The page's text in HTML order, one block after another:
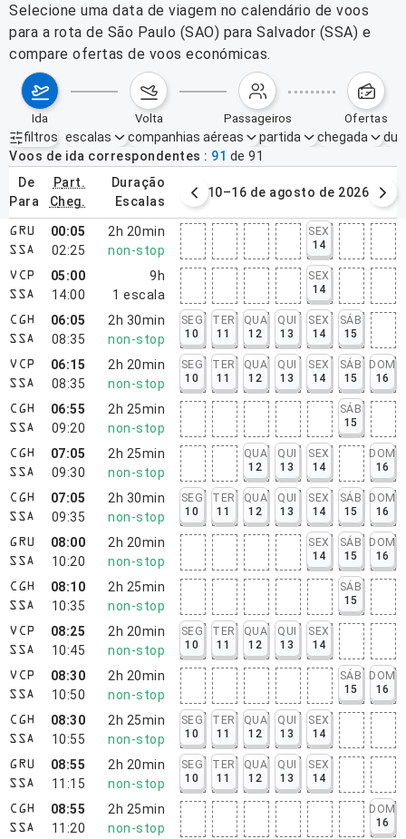
Selecione uma data de viagem no calendário de voos
para a rota de São Paulo (SAO) para Salvador (SSA) e
compare ofertas de voos económicas.
ida volta passageiros ofertas
filtros
Filtros ativos nenhum
escalas companhias aéreas partida chegada
Voos de ida correspondentes
91 de 91
de
para
part.
cheg.
duração
escalas
de agosto de 2026 10–16 de agosto de 2026
GRU
SSA
00:05
02:25
2h 20min
non-stop
SEX
14
VCP
SSA
05:00
14:00
9h
1 escala
SEX
14
CGH
SSA
06:05
08:35
2h 30min
non-stop
SEG
10
TER
11
QUA
12
QUI
13
SEX
14
SÁB
15
VCP
SSA
06:15
08:35
2h 20min
non-stop
SEG
10
TER
11
QUA
12
QUI
13
SEX
14
SÁB
15
DOM
16
CGH
SSA
06:55
09:20
2h 25min
non-stop
SÁB
15
CGH
SSA
07:05
09:30
2h 25min
non-stop
QUA
12
QUI
13
SEX
14
DOM
16
CGH
SSA
07:05
09:35
2h 30min
non-stop
SEG
10
TER
11
QUA
12
QUI
13
SEX
14
SÁB
15
DOM
16
GRU
SSA
08:00
10:20
2h 20min
non-stop
SEX
14
SÁB
15
DOM
16
CGH
SSA
08:10
10:35
2h 25min
non-stop
SÁB
15
VCP
SSA
08:25
10:45
2h 20min
non-stop
SEG
10
TER
11
QUA
12
QUI
13
SEX
14
VCP
SSA
08:30
10:50
2h 20min
non-stop
SÁB
15
DOM
16
CGH
SSA
08:30
10:55
2h 25min
non-stop
SEG
10
TER
11
QUA
12
QUI
13
SEX
14
GRU
SSA
08:55
11:15
2h 20min
non-stop
SEG
10
TER
11
QUA
12
QUI
13
SEX
14
CGH
SSA
08:55
11:20
2h 25min
non-stop
DOM
16